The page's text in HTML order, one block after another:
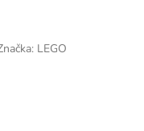
LEGO